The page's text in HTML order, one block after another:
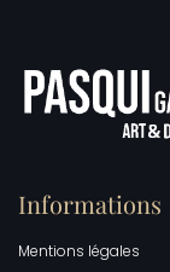
Informations
Mentions légales